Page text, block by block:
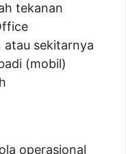
tekanan
atau sekitarnya
(mobil)
operasional